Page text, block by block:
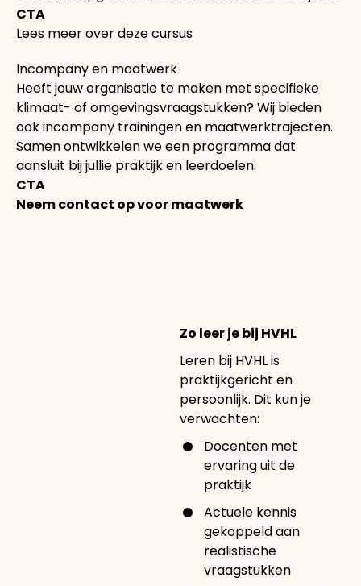
CTA
Lees meer over deze cursus
Incompany en maatwerk
Heeft jouw organisatie te maken met specifieke
klimaat- of omgevingsvraagstukken? Wij bieden
ook incompany trainingen en maatwerktrajecten.
Samen ontwikkelen we een programma dat
aansluit bij jullie praktijk en leerdoelen.
CTA
Neem contact op voor maatwerk
Zo leer je bij HVHL
Leren bij HVHL is
praktijkgericht en
persoonlijk. Dit kun je
verwachten:
Docenten met
ervaring uit de
praktijk
Actuele kennis
gekoppeld aan
realistische
vraagstukken